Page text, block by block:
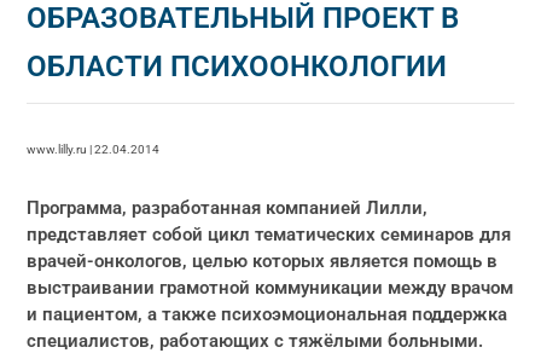
ОБРАЗОВАТЕЛЬНЫЙ ПРОЕКТ В
ОБЛАСТИ ПСИХООНКОЛОГИИ
www.lilly.ru | 22.04.2014
Программа, разработанная компанией Лилли,
представляет собой цикл тематических семинаров для
врачей-онкологов, целью которых является помощь в
выстраивании грамотной коммуникации между врачом
и пациентом, а также психоэмоциональная поддержка
специалистов, работающих с тяжёлыми больными.